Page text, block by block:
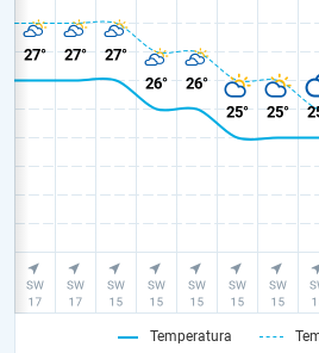
Temperatura